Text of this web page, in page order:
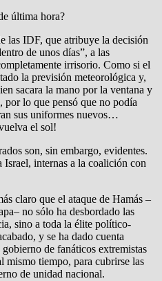
última hora?
las IDF, que atribuye la decisión
de unos días”, a las
irrisorio. Como si el
la previsión meteorológica y,
sacara la mano por la ventana y
por lo que pensó que no podía
sus uniformes nuevos…
el sol!
son, sin embargo, evidentes.
Israel, internas a la coalición con
claro que el ataque de Hamás –
no sólo ha desbordado las
sino a toda la élite político-
y se ha dado cuenta
de fanáticos extremistas
mismo tiempo, para cubrirse las
de unidad nacional.